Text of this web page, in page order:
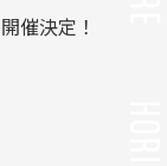
催決定！